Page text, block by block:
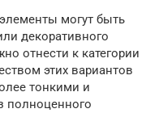
могут быть
декоративного
отнести к категории
этих вариантов
тонкими и
полноценного